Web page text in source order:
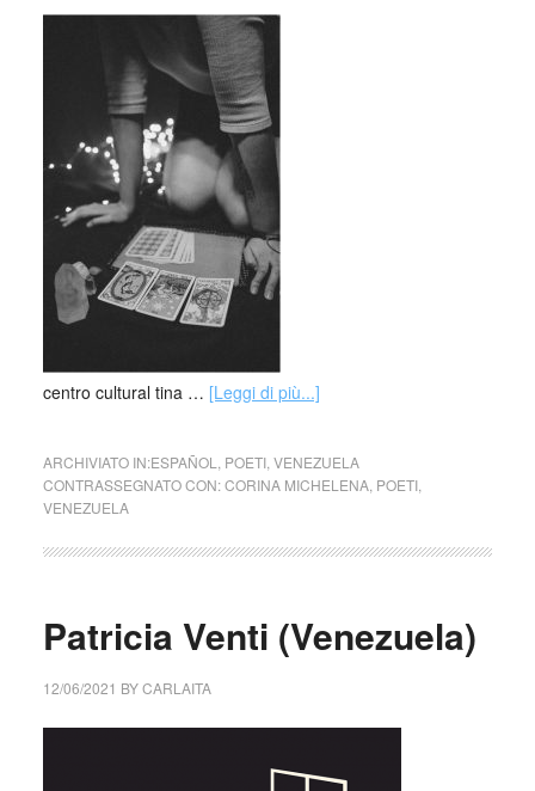
centro cultural tina … [Leggi di più...]
ARCHIVIATO IN:ESPAÑOL POETI, VENEZUELA
CONTRASSEGNATO CON:CORINA MICHELENA, POETI,
VENEZUELA
Patricia Venti (Venezuela)
12/06/2021 BYCARLAITA